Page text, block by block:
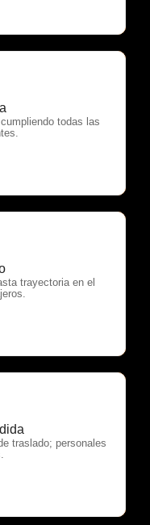
todas las
trayectoria en el
traslado; personales